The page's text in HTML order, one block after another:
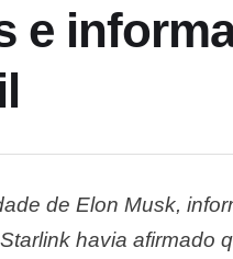
e
de Elon Musk,
havia afirmado